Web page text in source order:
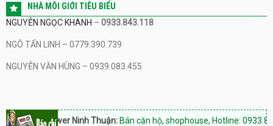
NHÀ MÔI GIỚI TIÊU BIỂU
NGUYỄN NGỌC KHANH – 0933.843.118
NGÔ TẤN LINH – 0779.390.739
NGUYỄN VĂN HÙNG – 0939.083.455
Tower Ninh Thuận:Bán căn hộ, shophouse, Hotline: